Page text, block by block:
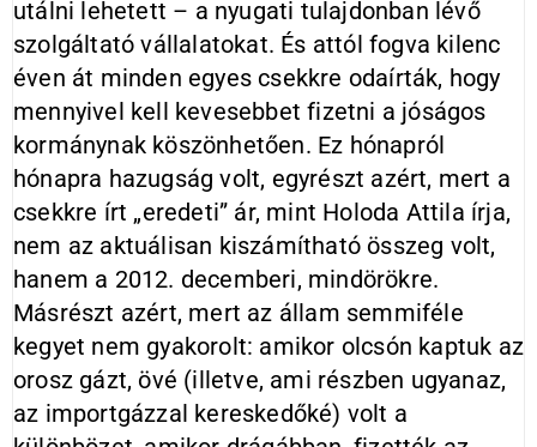
utálni lehetett – a nyugati tulajdonban lévő
szolgáltató vállalatokat. És attól fogva kilenc
éven át minden egyes csekkre odaírták, hogy
mennyivel kell kevesebbet fizetni a jóságos
kormánynak köszönhetően. Ez hónapról
hónapra hazugság volt, egyrészt azért, mert a
csekkre írt „eredeti” ár, mint Holoda Attila írja,
nem az aktuálisan kiszámítható összeg volt,
hanem a 2012. decemberi, mindörökre.
Másrészt azért, mert az állam semmiféle
kegyet nem gyakorolt: amikor olcsón kaptuk az
orosz gázt, övé (illetve, ami részben ugyanaz,
az importgázzal kereskedőké) volt a